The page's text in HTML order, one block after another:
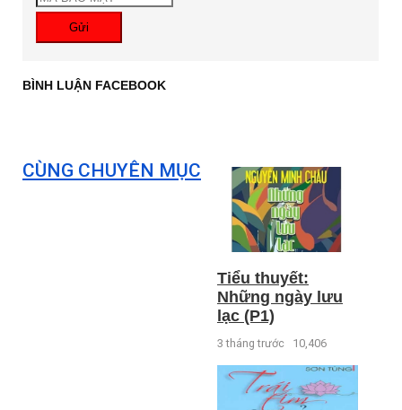
Gửi
BÌNH LUẬN FACEBOOK
CÙNG CHUYÊN MỤC
Tiểu thuyết:
Những ngày lưu
lạc (P1)
3 tháng trước 10,406